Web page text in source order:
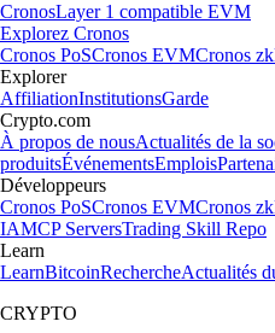
CronosLayer 1 compatible EVM
Explorez Cronos
Cronos PoSCronos EVMCronos
Explorer
AffiliationInstitutionsGarde
Crypto.com
À propos de nousActualités de la
produitsÉvénementsEmplois
Développeurs
Cronos PoSCronos EVMCronos
IAMCP ServersTrading Skill Repo
Learn
LearnBitcoinRechercheActualités
CRYPTO